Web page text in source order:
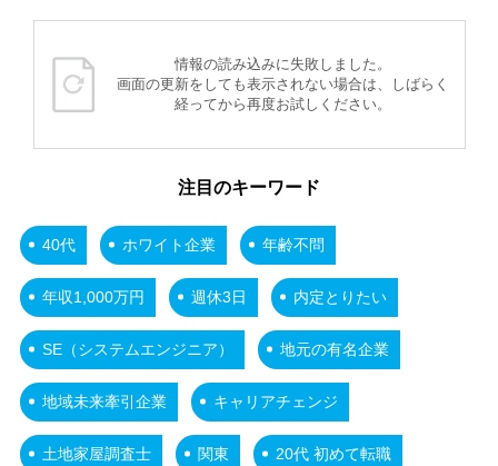
情報の読み込みに失敗しました。
画面の更新をしても表示されない場合は、しばらく
経ってから再度お試しください。
注目のキーワード
40代 ホワイト企業 年齢不問
年収1,000万円 週休3日 内定とりたい
SE（システムエンジニア） 地元の有名企業
地域未来牽引企業 キャリアチェンジ
土地家屋調査士 関東 20代 初めて転職